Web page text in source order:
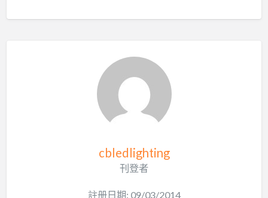
cbledlighting
刊登者
註册日期: 09/03/2014